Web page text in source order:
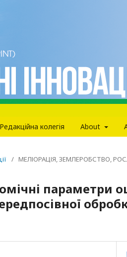
Редакцiйна колегiя About
/ МЕЛІОРАЦІЯ, ЗЕМЛЕРОБСТВО,
параметри